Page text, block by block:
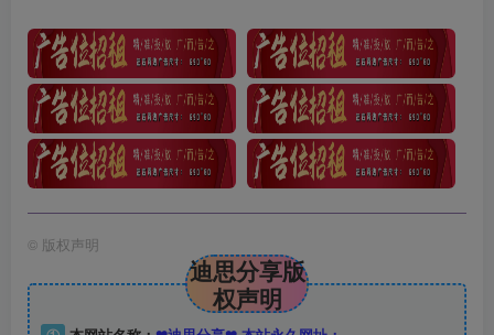
© 版权声明
迪思分享版
权声明